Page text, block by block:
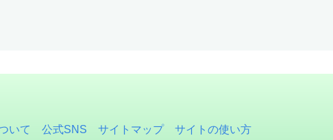
いて 公式SNS サイトマップ サイトの使い方